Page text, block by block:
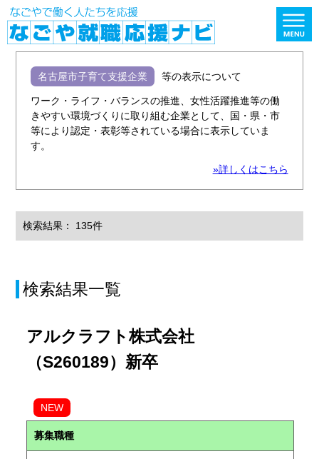
名古屋市子育て支援企業 等の表示について
ワーク・ライフ・バランスの推進、女性活躍推進等の働
きやすい環境づくりに取り組む企業として、国・県・市
等により認定・表彰等されている場合に表示していま
す。
»詳しくはこちら
検索結果： 135件
検索結果一覧
アルクラフト株式会社
（S260189）新卒
NEW
募集職種